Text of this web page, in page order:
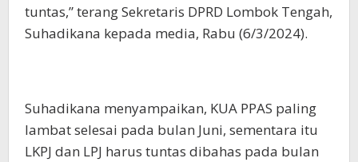
tuntas,” terang Sekretaris DPRD Lombok Tengah,
Suhadikana kepada media, Rabu (6/3/2024).
Suhadikana menyampaikan, KUA PPAS paling
lambat selesai pada bulan Juni, sementara itu
LKPJ dan LPJ harus tuntas dibahas pada bulan